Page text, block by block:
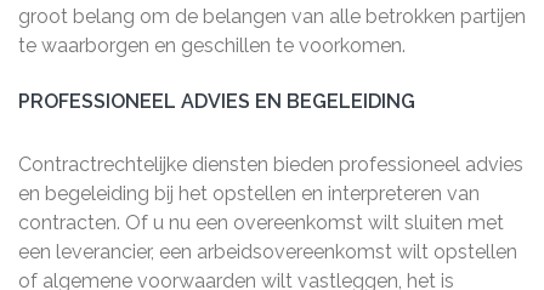
groot belang om de belangen van alle betrokken partijen
te waarborgen en geschillen te voorkomen.
PROFESSIONEEL ADVIES EN BEGELEIDING
Contractrechtelijke diensten bieden professioneel advies
en begeleiding bij het opstellen en interpreteren van
contracten. Of u nu een overeenkomst wilt sluiten met
een leverancier, een arbeidsovereenkomst wilt opstellen
of algemene voorwaarden wilt vastleggen, het is